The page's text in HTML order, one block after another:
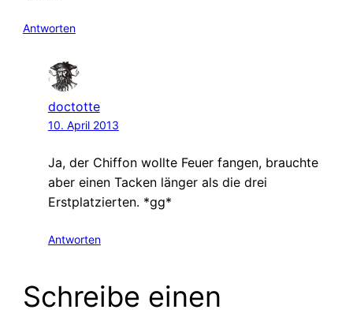
Antworten
doctotte
10. April 2013
Ja, der Chiffon wollte Feuer fangen, brauchte
aber einen Tacken länger als die drei
Erstplatzierten. *gg*
Antworten
Schreibe einen